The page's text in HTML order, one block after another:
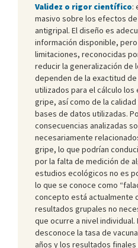
Validez o rigor científico:
masivo sobre los efectos de
antigripal. El diseño es
información disponible,
limitaciones, reconocidas
reducir la generalización de
dependen de la exactitud
utilizados para el cálculo
gripe, así como de la
bases de datos utilizadas.
consecuencias analizadas
necesariamente
gripe, lo que podrían
por la falta de medición de
estudios ecológicos no es
lo que se conoce como
concepto está actualmente
resultados grupales no
que ocurre a nivel
desconoce la tasa de
años y los resultados